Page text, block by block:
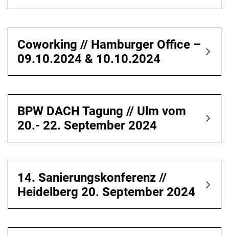
Coworking // Hamburger Office –
09.10.2024 & 10.10.2024
BPW DACH Tagung // Ulm vom
20.- 22. September 2024
14. Sanierungskonferenz //
Heidelberg 20. September 2024